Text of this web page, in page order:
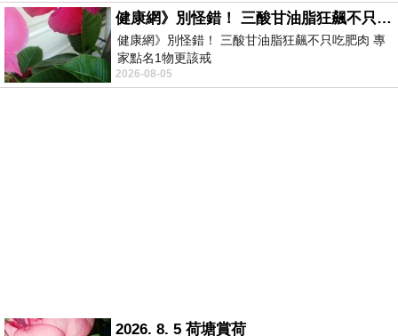
健康網》別怪錯！ 三酸甘油脂狂飆不只吃肥肉 專家點名1物更該戒
健康網》別怪錯！ 三酸甘油脂狂飆不只吃肥肉 專
家點名1物更該戒
https://health.ltn.com.tw/article/breakingnews/
2026-08-05
2026. 8. 5 荷塘賞荷